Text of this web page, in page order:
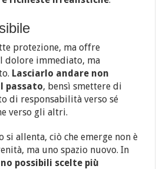
protezione, ma offre
dolore immediato, ma
Lasciarlo andare non
passato, bensì smettere di
di responsabilità verso sé
verso gli altri.
allenta, ciò che emerge non è
ma uno spazio nuovo. In
possibili scelte più